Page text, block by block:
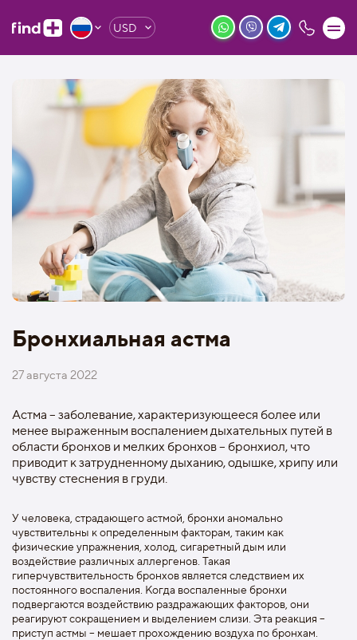
USD
Бронхиальная астма
27 августа 2022
Астма – заболевание, характеризующееся более или
менее выраженным воспалением дыхательных путей в
области бронхов и мелких бронхов – бронхиол, что
приводит к затрудненному дыханию, одышке, хрипу или
чувству стеснения в груди.
У человека, страдающего астмой, бронхи аномально
чувствительны к определенным факторам, таким как
физические упражнения, холод, сигаретный дым или
воздействие различных аллергенов. Такая
гиперчувствительность бронхов является следствием их
постоянного воспаления. Когда воспаленные бронхи
подвергаются воздействию раздражающих факторов, они
реагируют сокращением и выделением слизи. Эта реакция –
приступ астмы – мешает прохождению воздуха по бронхам.